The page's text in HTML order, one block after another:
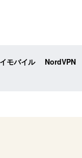
モバイル
NordVPN